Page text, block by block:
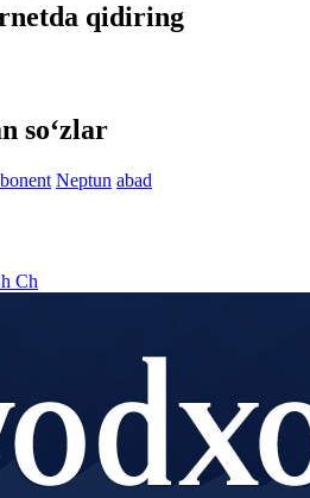
qidiring
so‘zlar
Neptun abad
Ch